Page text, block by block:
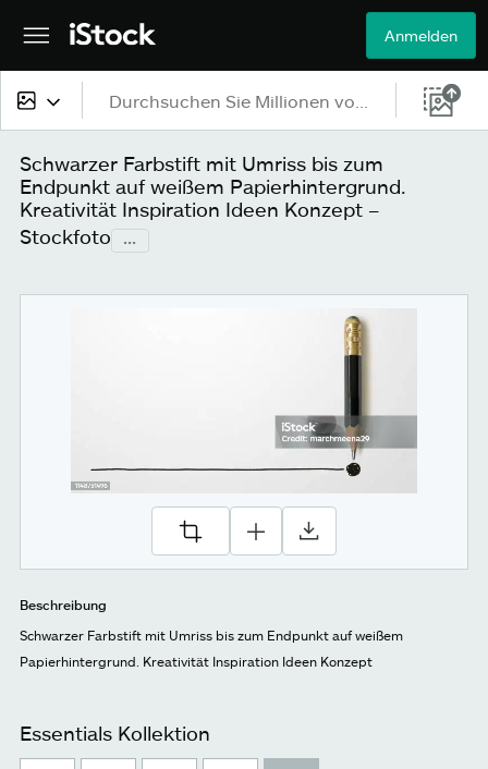
Anmelden
Alle Inhalte
Bilder
Fotos
Grafiken
Schwarzer Farbstift mit Umriss bis zum
Endpunkt auf weißem Papierhintergrund.
Kreativität Inspiration Ideen Konzept –
Stockfoto
...
Beschreibung
Schwarzer Farbstift mit Umriss bis zum Endpunkt auf weißem
Papierhintergrund. Kreativität Inspiration Ideen Konzept
Essentials Kollektion